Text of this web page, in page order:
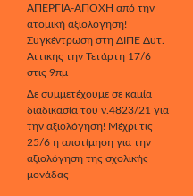
ΑΠΕΡΓΙΑ-ΑΠΟΧΗ από την
ατομική αξιολόγηση!
Συγκέντρωση στη ΔΙΠΕ Δυτ.
Αττικής την Τετάρτη 17/6
στις 9πμ
Δε συμμετέχουμε σε καμία
διαδικασία του ν.4823/21 για
την αξιολόγηση! Μέχρι τις
25/6 η αποτίμηση για την
αξιολόγηση της σχολικής
μονάδας